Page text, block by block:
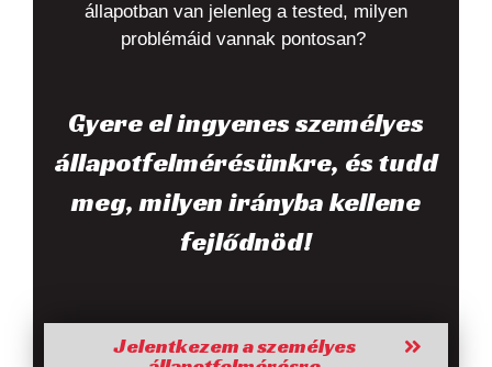
állapotban van jelenleg a tested, milyen
problémáid vannak pontosan?
Gyere el ingyenes személyes
állapotfelmérésünkre, és tudd
meg, milyen irányba kellene
fejlődnöd!
Jelentkezem a személyes